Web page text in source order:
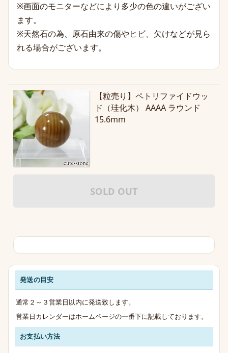
※画面のモニターなどにより多少の色の違いがござい
ます。
※天然石の為、原石由来の傷やヒビ、欠けなどが見ら
れる場合がございます。
【粒売り】ペトリファイドウッ
ド（珪化木） AAAA ラウンド
15.6mm
SOLD OUT
発送・お支払い・送料のご案内
発送の目安
通常２～３営業日以内に発送致します。
営業日カレンダーはホームページの一番下に記載しております。
お支払い方法